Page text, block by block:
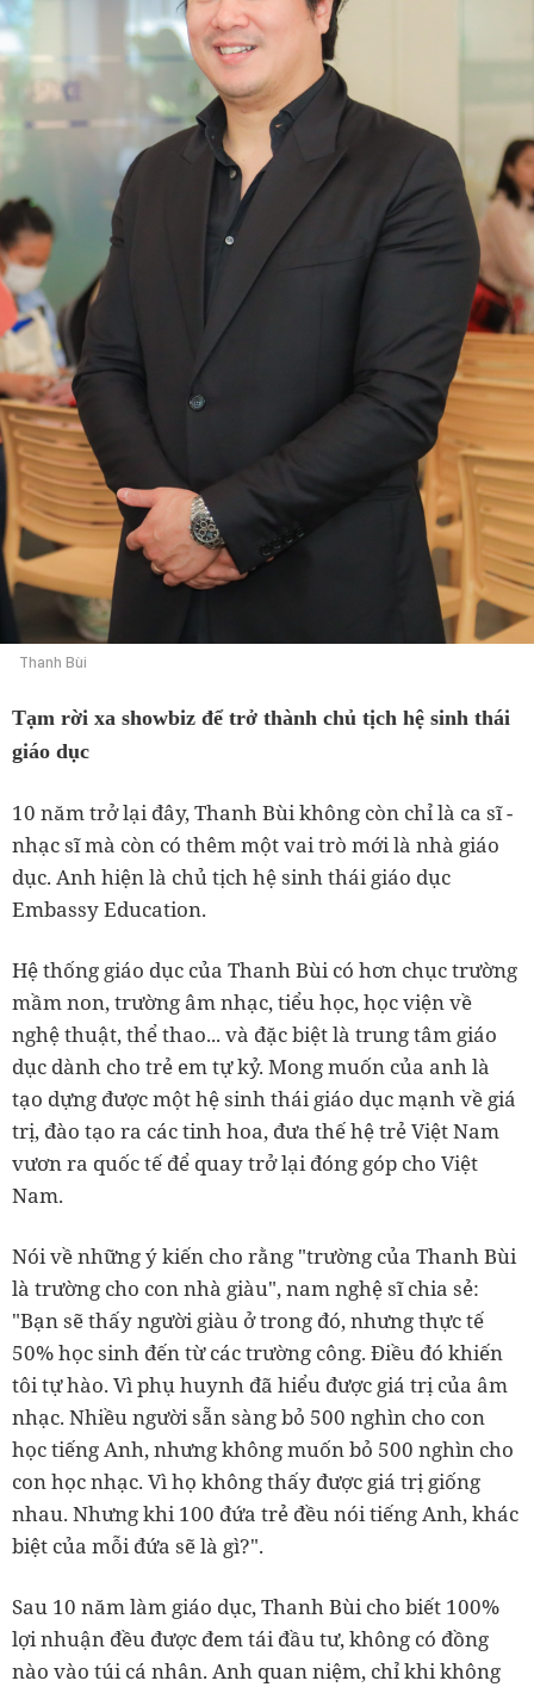
Thanh Bùi
Tạm rời xa showbiz để trở thành chủ tịch hệ sinh thái
giáo dục
10 năm trở lại đây, Thanh Bùi không còn chỉ là ca sĩ -
nhạc sĩ mà còn có thêm một vai trò mới là nhà giáo
dục. Anh hiện là chủ tịch hệ sinh thái giáo dục
Embassy Education.
Hệ thống giáo dục của Thanh Bùi có hơn chục trường
mầm non, trường âm nhạc, tiểu học, học viện về
nghệ thuật, thể thao... và đặc biệt là trung tâm giáo
dục dành cho trẻ em tự kỷ. Mong muốn của anh là
tạo dựng được một hệ sinh thái giáo dục mạnh về giá
trị, đào tạo ra các tinh hoa, đưa thế hệ trẻ Việt Nam
vươn ra quốc tế để quay trở lại đóng góp cho Việt
Nam.
Nói về những ý kiến cho rằng "trường của Thanh Bùi
là trường cho con nhà giàu", nam nghệ sĩ chia sẻ:
"Bạn sẽ thấy người giàu ở trong đó, nhưng thực tế
50% học sinh đến từ các trường công. Điều đó khiến
tôi tự hào. Vì phụ huynh đã hiểu được giá trị của âm
nhạc. Nhiều người sẵn sàng bỏ 500 nghìn cho con
học tiếng Anh, nhưng không muốn bỏ 500 nghìn cho
con học nhạc. Vì họ không thấy được giá trị giống
nhau. Nhưng khi 100 đứa trẻ đều nói tiếng Anh, khác
biệt của mỗi đứa sẽ là gì?".
Sau 10 năm làm giáo dục, Thanh Bùi cho biết 100%
lợi nhuận đều được đem tái đầu tư, không có đồng
nào vào túi cá nhân. Anh quan niệm, chỉ khi không